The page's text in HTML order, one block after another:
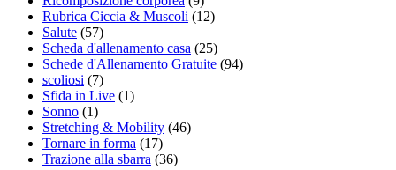
Rubrica Ciccia & Muscoli (12)
Salute (57)
Scheda d'allenamento casa (25)
Schede d'Allenamento Gratuite (94)
scoliosi (7)
Sfida in Live (1)
Sonno (1)
Stretching & Mobility (46)
Tornare in forma (17)
Trazione alla sbarra (36)